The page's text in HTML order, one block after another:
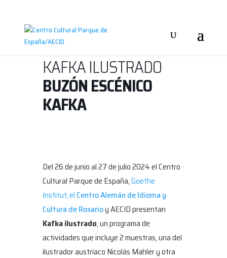
KAFKA ILUSTRADO
BUZÓN ESCÉNICO
KAFKA
Del26 de junio al 27 de julio 2024 el Centro
Cultural Parque de España,Goethe
Institut,el Centro Alemán de Idioma y
Cultura de Rosarioy AECID presentan
Kafka ilustrado, un programa de
actividades que incluye 2 muestras, una del
ilustrador austríaco Nicolás Mahler y otra